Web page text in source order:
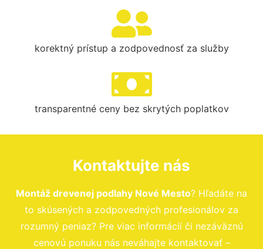
korektný prístup a zodpovednosť za služby
transparentné ceny bez skrytých poplatkov
Kontaktujte nás
Montáž drevenej podlahy Nové Mesto? Hľadáte na
to skúsených a zodpovedných profesionálov za
rozumný peniaz? Pre viac informácií či nezáväznú
cenovú ponuku nás neváhajte kontaktovať –